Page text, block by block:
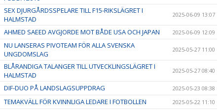
SEX DJURGÅRDSSPELARE TILL F15-RIKSLÄGRET I
HALMSTAD
2025-06-09 13:07
AHMED SAEED AVGJORDE MOT BÅDE USA OCH JAPAN 2025-06-09 12:09
NU LANSERAS PIVOTEAM FÖR ALLA SVENSKA
UNGDOMSLAG
2025-05-27 11:00
BLÅRANDIGA TALANGER TILL UTVECKLINGSLÄGRET I
HALMSTAD
2025-05-27 08:40
DIF-DUO PÅ LANDSLAGSUPPDRAG 2025-05-23 08:38
TEMAKVÄLL FÖR KVINNLIGA LEDARE I FOTBOLLEN 2025-05-22 11:10